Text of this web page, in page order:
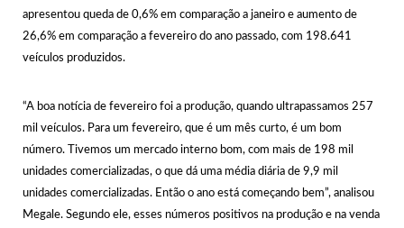
apresentou queda de 0,6% em comparação a janeiro e aumento de
26,6% em comparação a fevereiro do ano passado, com 198.641
veículos produzidos.
“A boa notícia de fevereiro foi a produção, quando ultrapassamos 257
mil veículos. Para um fevereiro, que é um mês curto, é um bom
número. Tivemos um mercado interno bom, com mais de 198 mil
unidades comercializadas, o que dá uma média diária de 9,9 mil
unidades comercializadas. Então o ano está começando bem”, analisou
Megale. Segundo ele, esses números positivos na produção e na venda